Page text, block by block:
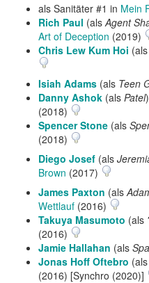
als Sanitäter #1 in Mein
Rich Paul (als Agent
Art of Deception (2019)
Chris Lew Kum Hoi (als
Isiah Adams (als Teen
Danny Ashok (als Patel
(2018)
Spencer Stone (als
(2018)
Diego Josef (als
Brown (2017)
James Paxton (als
Wettlauf (2016)
Takuya Masumoto (als
(2016)
Jamie Hallahan (als
Jonas Hoff Oftebro (als
(2016) [Synchro (2020)]